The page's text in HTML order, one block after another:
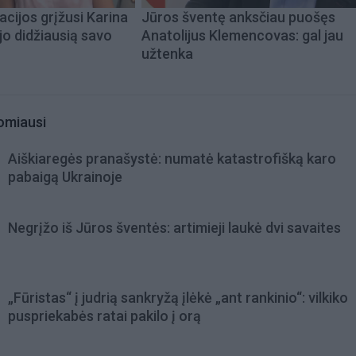
grįžusi Karina
didžiausią savo
Jūros šventę anksčiau puošęs
Anatolijus Klemencovas: gal jau
užtenka
Aiškiaregės pranašystė: numatė katastrofišką karo
pabaigą Ukrainoje
Negrįžo iš Jūros šventės: artimieji laukė dvi savaites
„Fūristas“ į judrią sankryžą įlėkė „ant rankinio“: vilkiko
puspriekabės ratai pakilo į orą